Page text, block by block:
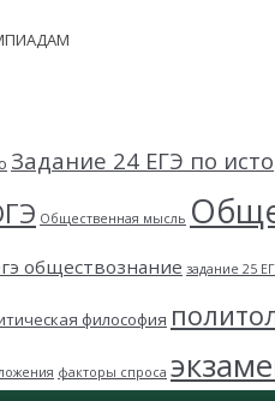
Задание 24 ЕГЭ по
Общественная мысль
обществознание задание 25
философия
факторы спроса